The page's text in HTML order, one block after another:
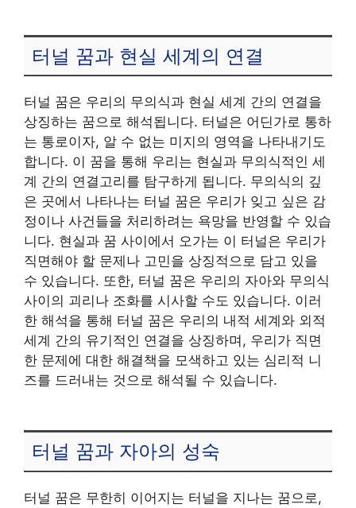
터널 꿈과 현실 세계의 연결
터널 꿈은 우리의 무의식과 현실 세계 간의 연결을
상징하는 꿈으로 해석됩니다. 터널은 어딘가로 통하
는 통로이자, 알 수 없는 미지의 영역을 나타내기도
합니다. 이 꿈을 통해 우리는 현실과 무의식적인 세
계 간의 연결고리를 탐구하게 됩니다. 무의식의 깊
은 곳에서 나타나는 터널 꿈은 우리가 잊고 싶은 감
정이나 사건들을 처리하려는 욕망을 반영할 수 있습
니다. 현실과 꿈 사이에서 오가는 이 터널은 우리가
직면해야 할 문제나 고민을 상징적으로 담고 있을
수 있습니다. 또한, 터널 꿈은 우리의 자아와 무의식
사이의 괴리나 조화를 시사할 수도 있습니다. 이러
한 해석을 통해 터널 꿈은 우리의 내적 세계와 외적
세계 간의 유기적인 연결을 상징하며, 우리가 직면
한 문제에 대한 해결책을 모색하고 있는 심리적 니
즈를 드러내는 것으로 해석될 수 있습니다.
터널 꿈과 자아의 성숙
터널 꿈은 무한히 이어지는 터널을 지나는 꿈으로,